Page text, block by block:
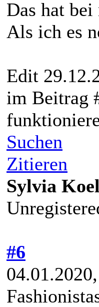
Das hat
Als ich es
Edit
im Beitrag
Suchen
Zitieren
Sylvia
#6